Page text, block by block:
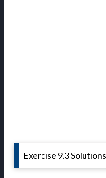
Exercise 9.3 Solutions